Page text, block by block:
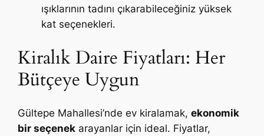
ışıklarının tadını çıkarabileceğiniz yüksek
kat seçenekleri.
Kiralık Daire Fiyatları: Her
Bütçeye Uygun
Gültepe Mahallesi’nde ev kiralamak,ekonomik
bir seçenek arayanlar için ideal. Fiyatlar,